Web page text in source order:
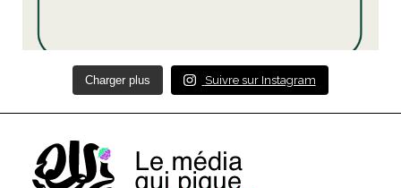
Charger plus Suivre sur Instagram